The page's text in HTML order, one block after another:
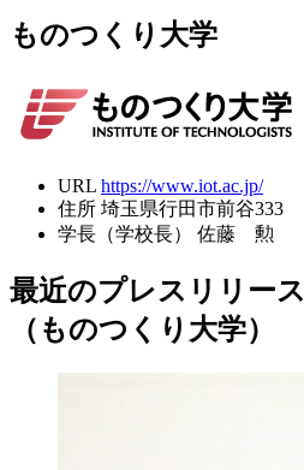
ものつくり大学
URL https://www.iot.ac.jp/
住所 埼玉県行田市前谷333
学長（学校長）
佐藤 勲
最近のプレスリリース
（ものつくり大学）